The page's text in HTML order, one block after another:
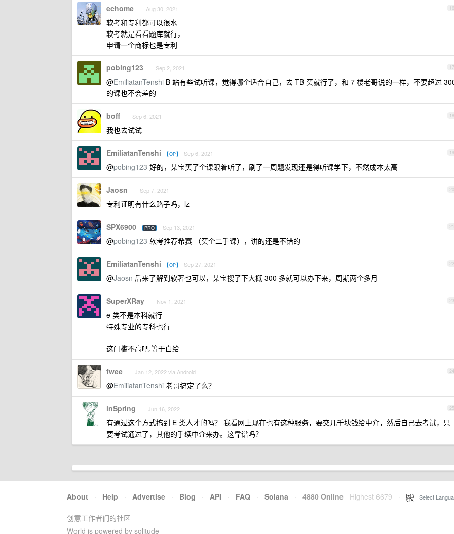
16
echome Aug 30, 2021
软考和专利都可以很水
软考就是看看题库就行，
申请一个商标也是专利
17
pobing123 Sep 2, 2021
@EmiliatanTenshi B 站有些试听课，觉得哪个适合自己，去 TB 买就行了，和 7 楼老哥说的一样，不要超过
的课也不会差的
18
boff Sep 6, 2021
我也去试试
19
EmiliatanTenshi OP Sep 6, 2021
@pobing123 好的，某宝买了个课跟着听了，刷了一周题发现还是得听课学下，不然成本太高
20
Jaosn Sep 7, 2021
专利证明有什么路子吗，lz
21
SPX6900 PRO Sep 13, 2021
@pobing123 软考推荐希赛 （买个二手课），讲的还是不错的
22
EmiliatanTenshi OP Sep 27, 2021
@Jaosn 后来了解到软著也可以，某宝搜了下大概 300 多就可以办下来，周期两个多月
23
SuperXRay Nov 1, 2021
e 类不是本科就行
特殊专业的专科也行
这门槛不高吧,等于白给
24
fwee Jan 12, 2022 via Android
@EmiliatanTenshi 老哥搞定了么？
25
inSpring Jun 16, 2022
有通过这个方式搞到 E 类人才的吗？ 我看网上现在也有这种服务，要交几千块钱给中介，然后自己去考试，只
要考试通过了，其他的手续中介来办。这靠谱吗？
About · Help · Advertise · Blog · API · FAQ · Solana · 4880 Online Highest 6679 Select
创意工作者们的社区
World is powered by solitude